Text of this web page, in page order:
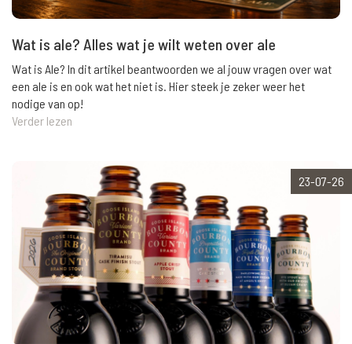
Wat is ale? Alles wat je wilt weten over ale
Wat is Ale? In dit artikel beantwoorden we al jouw vragen over wat
een ale is en ook wat het niet is. Hier steek je zeker weer het
nodige van op!
Verder lezen
23-07-26